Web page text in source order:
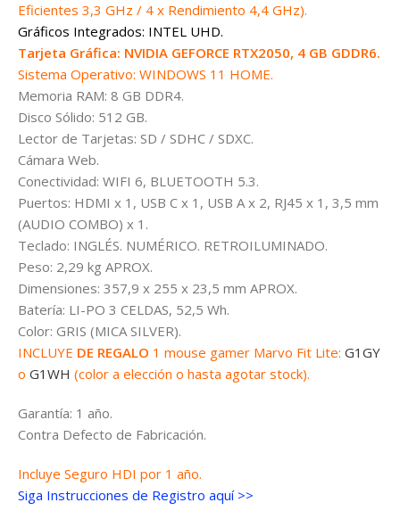
Eficientes 3,3 GHz / 4 x Rendimiento 4,4 GHz).
Gráficos Integrados: INTEL UHD.
Tarjeta Gráfica: NVIDIA GEFORCE RTX2050, 4 GB GDDR6.
Sistema Operativo: WINDOWS 11 HOME.
Memoria RAM: 8 GB DDR4.
Disco Sólido: 512 GB.
Lector de Tarjetas: SD / SDHC / SDXC.
Cámara Web.
Conectividad: WIFI 6, BLUETOOTH 5.3.
Puertos: HDMI x 1, USB C x 1, USB A x 2, RJ45 x 1, 3,5 mm
(AUDIO COMBO) x 1.
Teclado: INGLÉS. NUMÉRICO. RETROILUMINADO.
Peso: 2,29 kg APROX.
Dimensiones: 357,9 x 255 x 23,5 mm APROX.
Batería: LI-PO 3 CELDAS, 52,5 Wh.
Color: GRIS (MICA SILVER).
INCLUYE DE REGALO 1 mouse gamer Marvo Fit Lite: G1GY
o G1WH (color a elección o hasta agotar stock).
Garantía: 1 año.
Contra Defecto de Fabricación.
Incluye Seguro HDI por 1 año.
Siga Instrucciones de Registro aquí >>